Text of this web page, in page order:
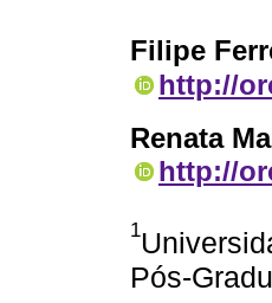
Filipe
http://
Renata
http://
1
Pós-